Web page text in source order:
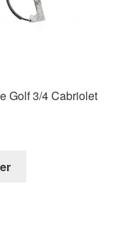
Golf 3/4 Cabriolet